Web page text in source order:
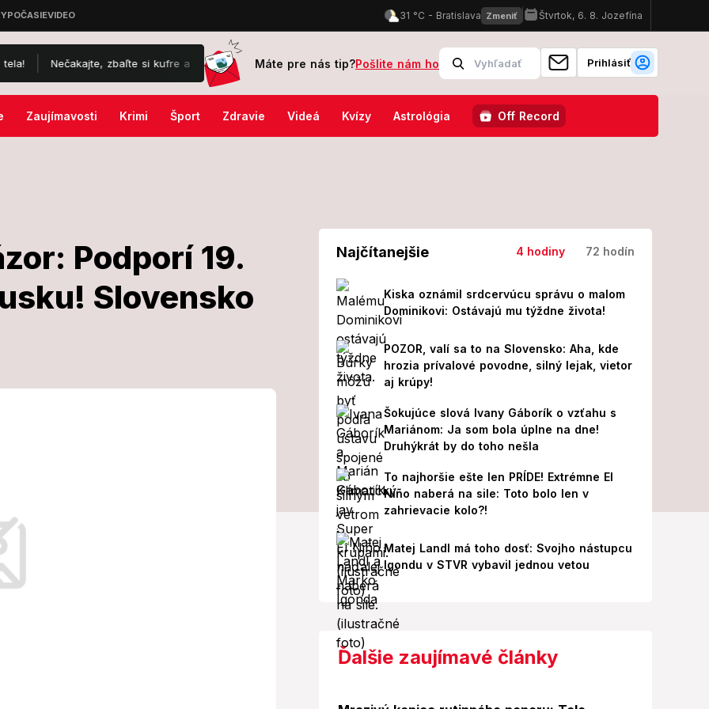
zbaľte si kufre a cestujte na vlastnú päsť! TOTO sú najlepšie destinácie na rok 2026 ocenené travelblogermi Mrazivý koniec
Máte pre nás tip?Pošlite nám ho Prihlásiť
Zaujímavosti Krimi Šport Zdravie Videá Kvízy Astrológia Off Record
Podporí 19.
Slovensko
názor:
sankcií proti
Najčítanejšie 4 hodiny 72 hodín
Kiska oznámil srdcervúcu správu o malom
Dominikovi: Ostávajú mu týždne života!
POZOR, valí sa to na Slovensko: Aha, kde
hrozia prívalové povodne, silný lejak, vietor
aj krúpy!
Šokujúce slová Ivany Gáborík o vzťahu s
Mariánom: Ja som bola úplne na dne!
Druhýkrát by do toho nešla
To najhoršie ešte len PRÍDE! Extrémne El
Niño naberá na sile: Toto bolo len v
zahrievacie kolo?!
Matej Landl má toho dosť: Svojho nástupcu
Igondu v STVR vybavil jednou vetou
Ďalšie zaujímavé články